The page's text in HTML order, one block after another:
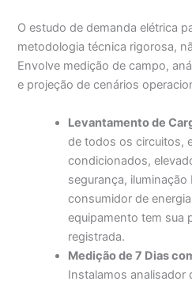
O estudo de demanda elétrica
metodologia técnica rigorosa,
Envolve medição de campo,
e projeção de cenários
Levantamento de
de todos os circuitos,
condicionados,
segurança, iluminação
consumidor de
equipamento tem sua
registrada.
Medição de 7 Dias
Instalamos analisador